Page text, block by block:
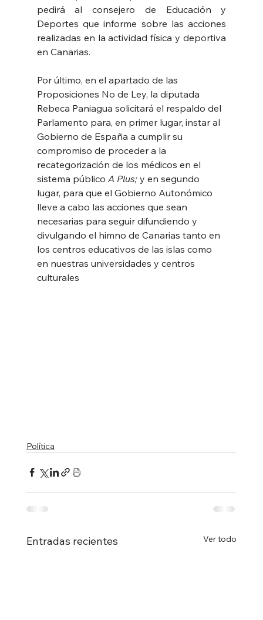
pedirá al consejero de Educación y
Deportes que informe sobre las acciones
realizadas en la actividad física y deportiva
en Canarias.
Por último, en el apartado de las
Proposiciones No de Ley, la diputada
Rebeca Paniagua solicitará el respaldo del
Parlamento para, en primer lugar, instar al
Gobierno de España a cumplir su
compromiso de proceder a la
recategorización de los médicos en el
sistema público A Plus; y en segundo
lugar, para que el Gobierno Autonómico
lleve a cabo las acciones que sean
necesarias para seguir difundiendo y
divulgando el himno de Canarias tanto en
los centros educativos de las islas como
en nuestras universidades y centros
culturales
Política
Entradas recientes Ver todo